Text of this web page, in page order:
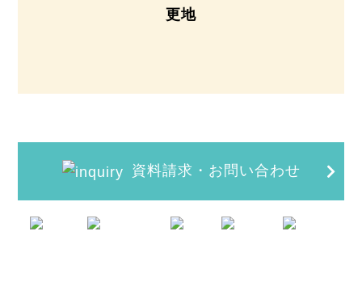
更地
資料請求・お問い合わせ